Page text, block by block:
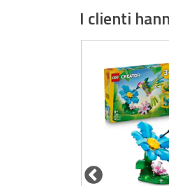
I clienti